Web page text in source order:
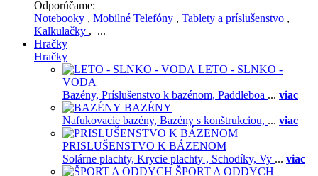
Odporúčame:
Notebooky , Mobilné Telefóny , Tablety a príslušenstvo ,
Kalkulačky , ...
Hračky
Hračky
LETO - SLNKO -
VODA
Bazény, Príslušenstvo k bazénom, Paddleboa ... viac
BAZÉNY
Nafukovacie bazény, Bazény s konštrukciou, ... viac
PRISLUŠENSTVO K BÁZENOM
Solárne plachty, Krycie plachty , Schodíky, Vy ... viac
ŠPORT A ODDYCH